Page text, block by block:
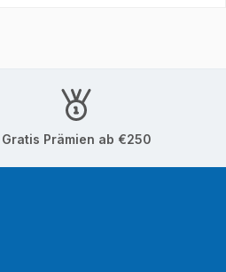
Gratis Prämien ab €250